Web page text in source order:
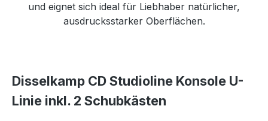
und eignet sich ideal für Liebhaber natürlicher,
ausdrucksstarker Oberflächen.
Disselkamp CD Studioline Konsole U-
Linie inkl. 2 Schubkästen